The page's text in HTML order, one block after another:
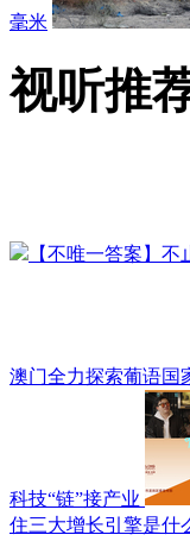
毫米
视听推
【不唯一答案】不
澳门全力探索葡语国
科技“链”接产业
住三大增长引擎是什